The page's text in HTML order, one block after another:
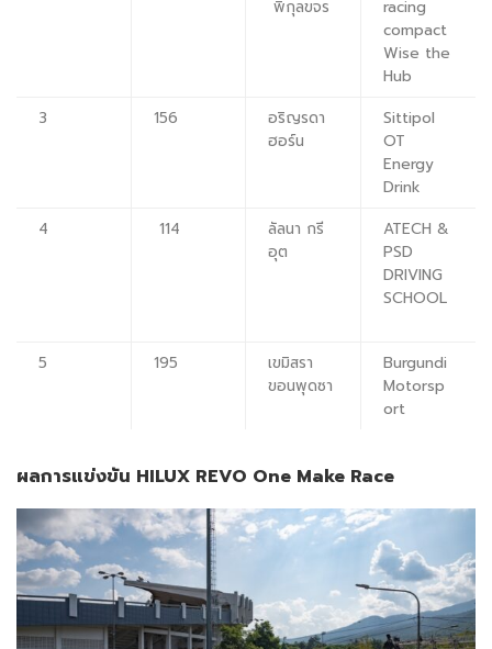
พิกุลขจร
racing
compact
Wise the
Hub
3
156
อริญรดา
ฮอร์น
Sittipol
OT
Energy
Drink
4
114
ลัลนา กรี
อุต
ATECH &
PSD
DRIVING
SCHOOL
5 195
เขมิสรา
ขอนพุดซา
Burgundi
Motorsp
ort
ผลการแข่งขัน HILUX REVO One Make Race